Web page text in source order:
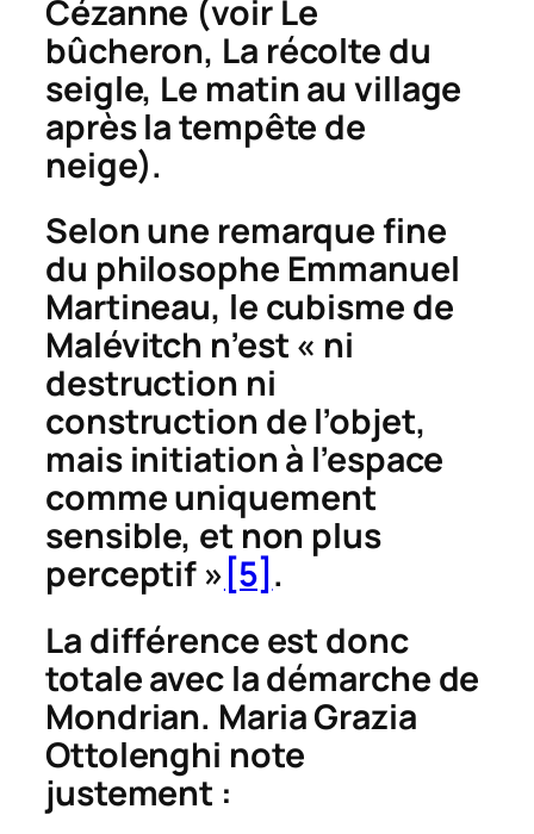
Cézanne (voirLe
bûcheron, La récolte du
seigle, Le matin au village
après la tempête de
neige).
Selon une remarque fine
du philosophe Emmanuel
Martineau, le cubisme de
Malévitch n’est « ni
destruction ni
construction de l’objet,
mais initiation à l’espace
commeuniquement
sensible, et non plus
perceptif » [5] .
La différence est donc
totale avec la démarche de
Mondrian. Maria Grazia
Ottolenghi note
justement :